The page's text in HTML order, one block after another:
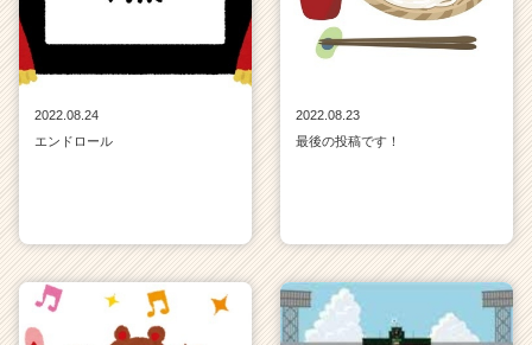
2022.08.24
エンドロール
2022.08.23
最後の投稿です！